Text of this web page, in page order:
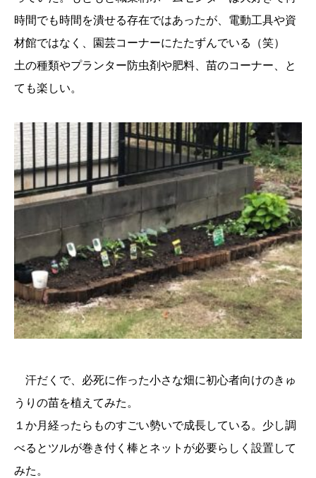
時間でも時間を潰せる存在ではあったが、電動工具や資
材館ではなく、園芸コーナーにたたずんでいる（笑）
土の種類やプランター防虫剤や肥料、苗のコーナー、と
ても楽しい。
汗だくで、必死に作った小さな畑に初心者向けのきゅ
うりの苗を植えてみた。
１か月経ったらものすごい勢いで成長している。少し調
べるとツルが巻き付く棒とネットが必要らしく設置して
みた。